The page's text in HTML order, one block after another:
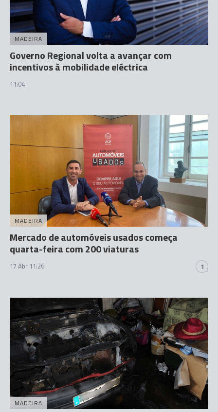
MADEIRA
Governo Regional volta a avançar com
incentivos à mobilidade eléctrica
11:04
MADEIRA
Mercado de automóveis usados começa
quarta-feira com 200 viaturas
17 Abr 11:26 1
MADEIRA